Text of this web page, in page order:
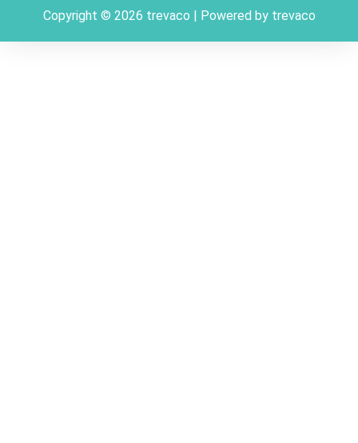
Copyright © 2026 trevaco | Powered by trevaco